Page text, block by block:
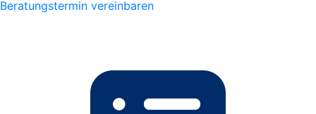
Beratungstermin vereinbaren